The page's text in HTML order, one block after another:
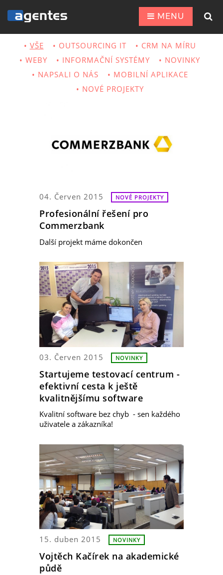
MENU
VŠE OUTSOURCING IT
CRM NA MÍRU
WEBY
INFORMAČNÍ SYSTÉMY
NOVINKY
NAPSALI O NÁS
MOBILNÍ APLIKACE
NOVÉ PROJEKTY
04. Červen 2015 NOVÉ PROJEKTY
Profesionální řešení pro
Commerzbank
Další projekt máme dokončen
03. Červen 2015 NOVINKY
Startujeme testovací centrum -
efektivní cesta k ještě
kvalitnějšímu software
Kvalitní software bez chyb - sen každého
uživatele a zákazníka!
15. duben 2015 NOVINKY
Vojtěch Kačírek na akademické
půdě